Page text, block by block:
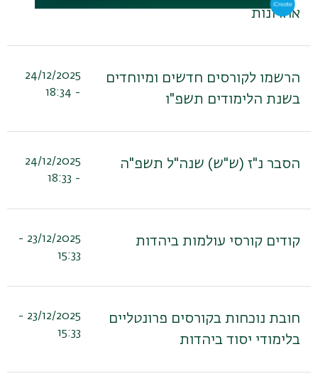
אחרונות
הרשמו לקורסים חדשים ומיוחדים
בשנת הלימודים תשפ"ו
24/12/2025
- 18:34
הסבר נ"ז (ש"ש) שנה"ל תשפ"ה
24/12/2025
- 18:33
קודים קורסי עולמות ביהדות
23/12/2025 -
15:33
חובת נוכחות בקורסים פרונטליים
בלימודי יסוד ביהדות
23/12/2025 -
15:33